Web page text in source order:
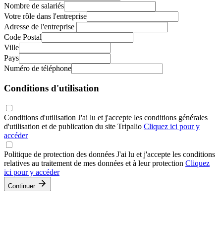
Nombre de salariés
Votre rôle dans l'entreprise
Adresse de l'entreprise
Code Postal
Ville
Pays
Numéro de téléphone
Conditions d'utilisation
Conditions d'utilisation J'ai lu et j'accepte les conditions générales
d'utilisation et de publication du site Tripalio Cliquez ici pour y
accéder
Politique de protection des données J'ai lu et j'accepte les conditions
relatives au traitement de mes données et à leur protection Cliquez
ici pour y accéder
Continuer